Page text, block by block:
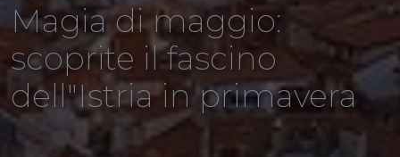
Magia di maggio:
scoprite il fascino
dell"Istria in primavera